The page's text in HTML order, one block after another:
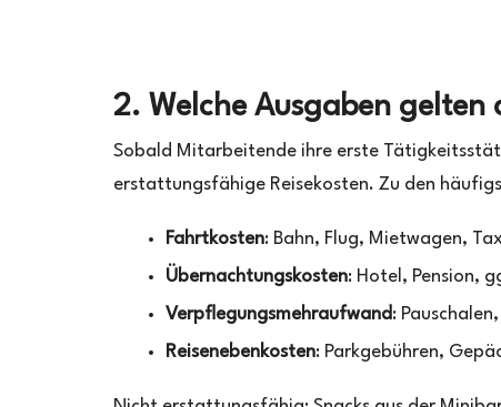
2. Welche Ausgaben gelten
Sobald Mitarbeitende ihre erste
erstattungsfähige Reisekosten. Zu den
Fahrtkosten: Bahn, Flug, Mietwagen,
Übernachtungskosten: Hotel, Pension,
Verpflegungsmehraufwand:
Reisenebenkosten: Parkgebühren,